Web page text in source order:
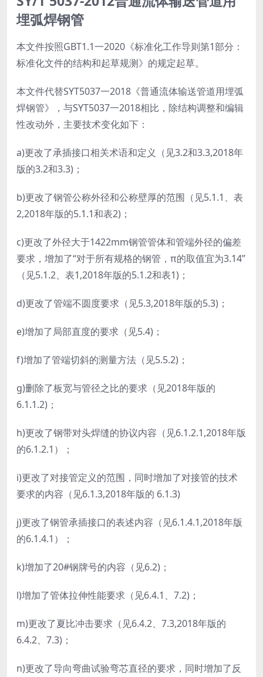
埋弧焊钢管
本文件按照GBT1.1一2020《标准化工作导则第1部分：
标准化文件的结构和起草规测》的规定起草。
本文件代替SYT5037一2018《普通流体输送管道用埋弧
焊钢管》，与SYT5037一2018相比，除结构调整和编辑
性改动外，主要技术变化如下：
a)更改了承插接口相关术语和定义（见3.2和3.3,2018年
版的3.2和3.3)；
b)更改了钢管公称外径和公称壁厚的范围（见5.1.1、表
2,2018年版的5.1.1和表2)；
c)更改了外径大于1422mm钢管管体和管端外径的偏差
要求，增加了“对于所有规格的钢管，π的取值宜为3.14”
（见5.1.2、表1,2018年版的5.1.2和表1)；
d)更改了管端不圆度要求（见5.3,2018年版的5.3)；
e)增加了局部直度的要求（见5.4)；
f)增加了管端切斜的测量方法（见5.5.2)；
g)删除了板宽与管径之比的要求（见2018年版的
6.1.1.2)；
h)更改了钢带对头焊缝的协议内容（见6.1.2.1,2018年版
的6.1.2.1）；
i)更改了对接管定义的范围，同时增加了对接管的技术
要求的内容（见6.1.3,2018年版的 6.1.3)
j)更改了钢管承插接口的表述内容（见6.1.4.1,2018年版
的6.1.4.1）；
k)增加了20#钢牌号的内容（见6.2)；
l)增加了管体拉伸性能要求（见6.4.1、7.2)；
m)更改了夏比冲击要求（见6.4.2、7.3,2018年版的
6.4.2、7.3)；
n)更改了导向弯曲试验弯芯直径的要求，同时增加了反